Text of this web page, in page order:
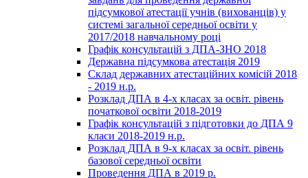
підсумкової атестації учнів (вихованців) у
системі загальної середньої освіти у
2017/2018 навчальному році
Графік консультацій з ДПА-ЗНО 2018
Державна підсумкова атестація 2019
Склад державних атестаційних комісій 2018
- 2019 н.р.
Розклад ДПА в 4-х класах за освіт. рівень
початкової освіти 2018-2019
Графік консультацій з підготовки до ДПА 9
класи 2018-2019 н.р.
Розклад ДПА в 9-х класах за освіт. рівень
базової середньої освіти
Проведення ДПА в 2019 р.